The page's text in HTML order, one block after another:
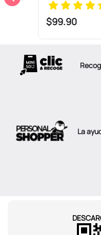
$99.90
La